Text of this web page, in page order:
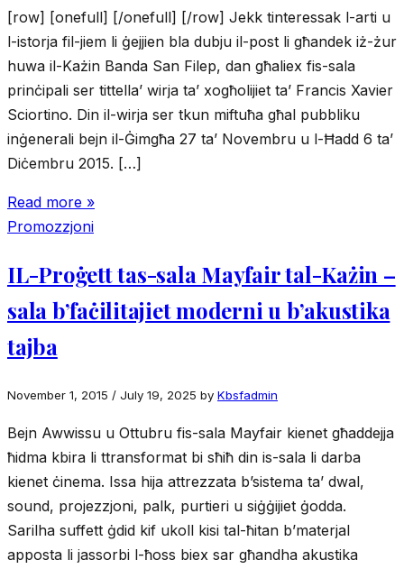
[row] [onefull] [/onefull] [/row] Jekk tinteressak l-arti u
l-istorja fil-jiem li ġejjien bla dubju il-post li għandek iż-żur
huwa il-Każin Banda San Filep, dan għaliex fis-sala
prinċipali ser tittella’ wirja ta’ xogħolijiet ta’ Francis Xavier
Sciortino. Din il-wirja ser tkun miftuħa għal pubbliku
inġenerali bejn il-Ġimgħa 27 ta’ Novembru u l-Ħadd 6 ta’
Diċembru 2015. […]
Read more »
Promozzjoni
IL-Proġett tas-sala Mayfair tal-Każin –
sala b’faċilitajiet moderni u b’akustika
tajba
November 1, 2015 / July 19, 2025 by Kbsfadmin
Bejn Awwissu u Ottubru fis-sala Mayfair kienet għaddejja
ħidma kbira li ttransformat bi sħiħ din is-sala li darba
kienet ċinema. Issa hija attrezzata b’sistema ta’ dwal,
sound, projezzjoni, palk, purtieri u siġġijiet ġodda.
Sarilha suffett ġdid kif ukoll kisi tal-ħitan b’materjal
apposta li jassorbi l-ħoss biex sar għandha akustika